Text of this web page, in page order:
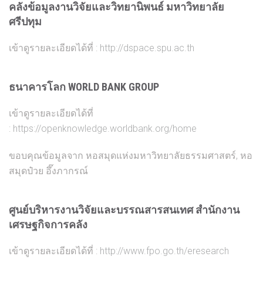
คลังข้อมูลงานวิจัยและวิทยานิพนธ์ มหาวิทยาลัย
ศรีปทุม
เข้าดูรายละเอียดได้ที่ : http://dspace.spu.ac.th
ธนาคารโลก WORLD BANK GROUP
เข้าดูรายละเอียดได้ที่
: https://openknowledge.worldbank.org/home
ขอบคุณข้อมูลจาก หอสมุดแห่งมหาวิทยาลัยธรรมศาสตร์, หอ
สมุดป๋วย อึ๊งภากรณ์
ศูนย์บริหารงานวิจัยและบรรณสารสนเทศ สำนักงาน
เศรษฐกิจการคลัง
เข้าดูรายละเอียดได้ที่ : http://www.fpo.go.th/eresearch